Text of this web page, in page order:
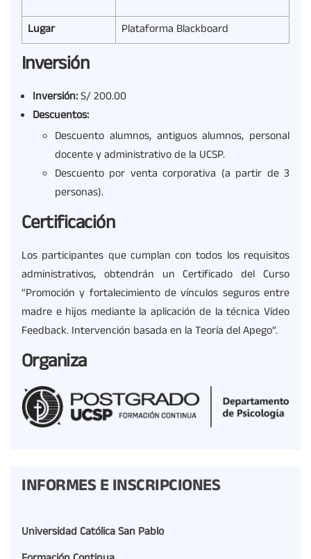
Lugar Plataforma Blackboard
Inversión
Inversión:S/ 200.00
Descuentos:
Descuento alumnos, antiguos alumnos, personal
docente y administrativo de la UCSP.
Descuento por venta corporativa (a partir de 3
personas).
Certificación
Los participantes que cumplan con todos los requisitos
administrativos, obtendrán un Certificado del Curso
“Promoción y fortalecimiento de vínculos seguros entre
madre e hijos mediante la aplicación de la técnica Vídeo
Feedback. Intervención basada en la Teoría del Apego”.
Organiza
INFORMES E INSCRIPCIONES
Universidad Católica San Pablo